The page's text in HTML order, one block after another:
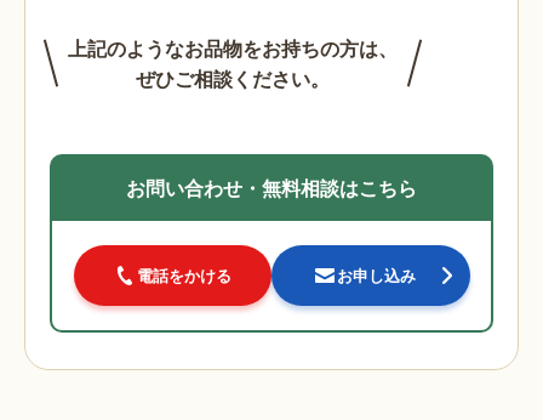
上記のようなお品物をお持ちの方は、
ぜひご相談ください。
お問い合わせ・無料相談はこちら
電話をかける お申し込み